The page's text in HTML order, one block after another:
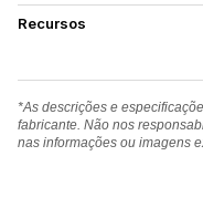
Recursos
*As descrições e
fabricante. Não nos
nas informações ou imagens